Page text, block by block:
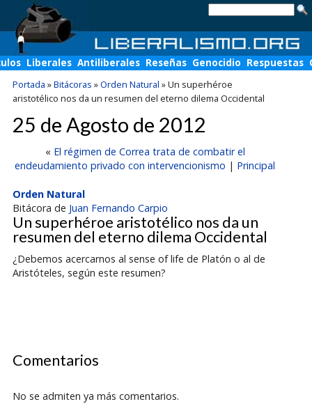
Liberales Antiliberales Reseñas Genocidio Respuestas
Portada »Bitácoras »Orden Natural »Un superhéroe
aristotélico nos da un resumen del eterno dilema Occidental
25 de Agosto de 2012
« El régimen de Correa trata de combatir el
endeudamiento privado con intervencionismo | Principal
Orden Natural
Bitácora de Juan Fernando Carpio
Un superhéroe aristotélico nos da un
resumen del eterno dilema Occidental
¿Debemos acercarnos al sense of life de Platón o al de
Aristóteles, según este resumen?
Comentarios
No se admiten ya más comentarios.